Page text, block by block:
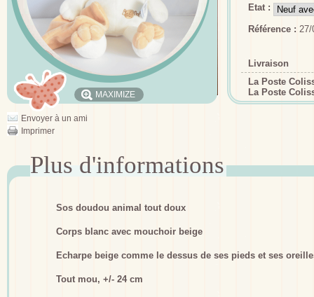
MAXIMIZE
Envoyer à un ami
Imprimer
Etat :
Référence : 27/
Livraison
La Poste
La Poste
Sos doudou animal tout doux
Corps blanc avec mouchoir beige
Echarpe beige comme le dessus de ses pieds et ses
Tout mou, +/- 24 cm